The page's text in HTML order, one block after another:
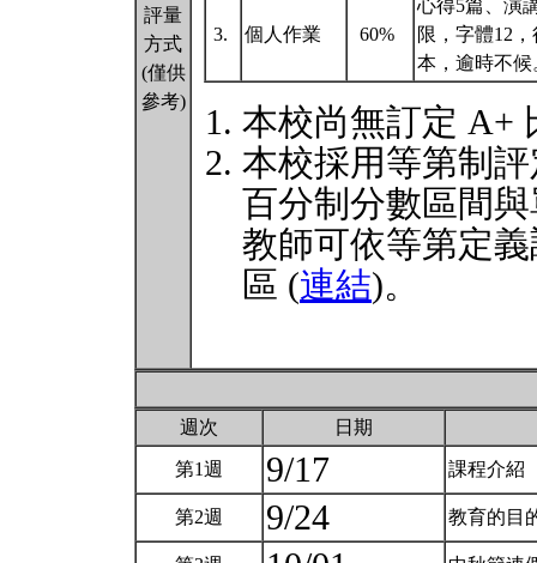
評量
方式
(僅供
參考)
3. 個人作業 60%
心得5篇、演
限，字體12
本，逾時不
本校尚無訂定 A+
本校採用等第制
百分制分數區間
教師可依等第定
區 (連結)。
週次 日期
第1週 9/17 課程介紹
第2週 9/24 教育的目